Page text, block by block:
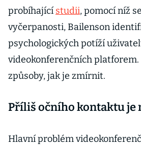
probíhající studii, pomocí níž
vyčerpanosti, Bailenson
psychologických potíží
videokonferenčních platforem.
způsoby, jak je zmírnit.
Příliš očního kontaktu je
Hlavní problém